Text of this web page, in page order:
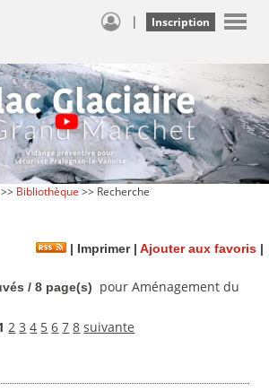
| Inscription
>> Bibliothèque >> Recherche
| Imprimer| Ajouter aux favoris |
/ 8 page(s)
pour Aménagement du
2 3 4 5 6 7 8 suivante